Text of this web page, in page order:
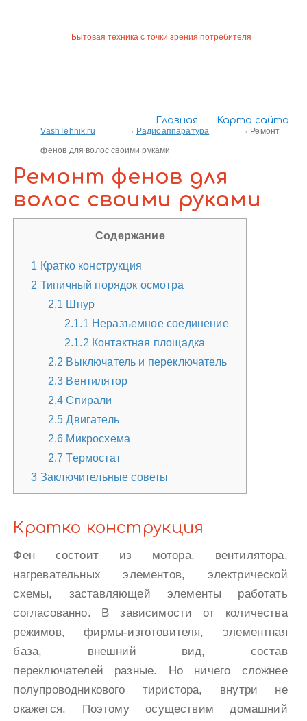
Главная Карта сайта
Бытовая техника с точки зрения потребителя
VashTehnik.ru Радиоаппаратура
Ремонт
фенов для волос своими руками
Ремонт фенов для
волос своими руками
Содержание
1 Кратко конструкция
2 Типичный порядок осмотра
2.1 Шнур
2.1.1 Неразъемное соединение
2.1.2 Контактная площадка
2.2 Выключатель и переключатель
2.3 Вентилятор
2.4 Спирали
2.5 Двигатель
2.6 Микросхема
2.7 Термостат
3 Заключительные советы
Кратко конструкция
Фен состоит из мотора, вентилятора,
нагревательных элементов, электрической
схемы, заставляющей элементы работать
согласованно. В зависимости от количества
режимов, фирмы-изготовителя, элементная
база, внешний вид, состав
переключателей разные. Но ничего сложнее
полупроводникового тиристора, внутри не
окажется. Поэтому осуществим домашний